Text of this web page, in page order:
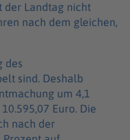
der Landtag nicht
nach dem gleichen,
des
sind. Deshalb
um 4,1
Euro. Die
nach der